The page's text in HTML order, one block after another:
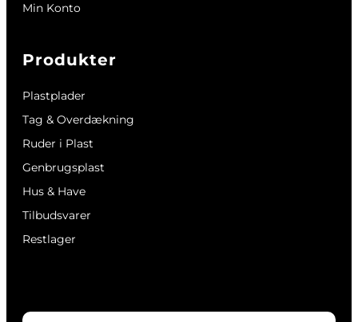
Min Konto
Produkter
Plastplader
Tag & Overdækning
Ruder i Plast
Genbrugsplast
Hus & Have
Tilbudsvarer
Restlager